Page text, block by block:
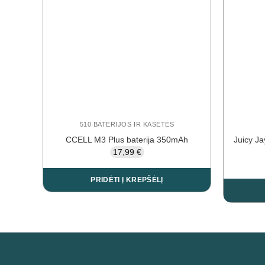
510 BATERIJOS IR KASETĖS
CCELL M3 Plus baterija 350mAh
17,99 €
PRIDĖTI Į KREPŠĖLĮ
Juicy